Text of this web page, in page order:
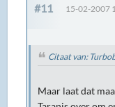
#11 15-02-2007
Citaat van:
Maar laat dat